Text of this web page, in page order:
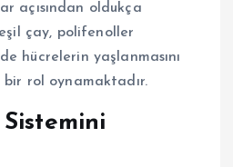
açısından oldukça
çay, polifenoller
hücrelerin yaşlanmasını
rol oynamaktadır.
Sistemini